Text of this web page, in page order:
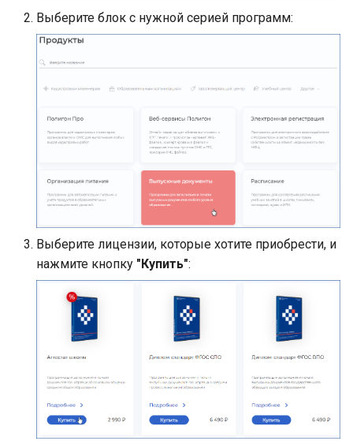
Выберите блок с нужной серией программ:
Выберите лицензии, которые хотите приобрести, и
нажмите кнопку "Купить":